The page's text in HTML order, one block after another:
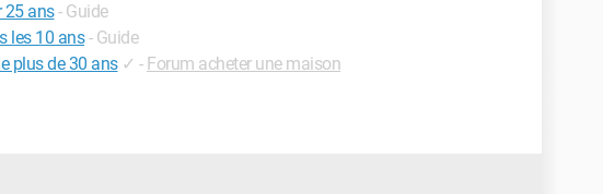
25 ans- Guide
les 10 ans - Guide
plus de 30 ans ✓ - Forum acheter une maison